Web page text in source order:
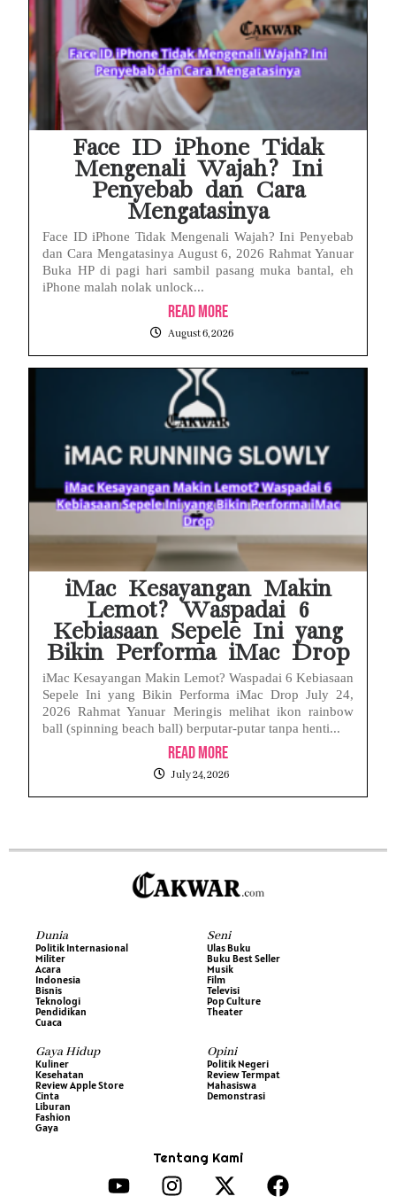
Face ID iPhone Tidak
Mengenali Wajah? Ini
Penyebab dan Cara
Mengatasinya
Face ID iPhone Tidak Mengenali Wajah? Ini Penyebab
dan Cara Mengatasinya August 6, 2026 Rahmat Yanuar
Buka HP di pagi hari sambil pasang muka bantal, eh
iPhone malah nolak unlock...
Read More
August 6, 2026
iMac Kesayangan Makin
Lemot? Waspadai 6
Kebiasaan Sepele Ini yang
Bikin Performa iMac Drop
iMac Kesayangan Makin Lemot? Waspadai 6 Kebiasaan
Sepele Ini yang Bikin Performa iMac Drop July 24,
2026 Rahmat Yanuar Meringis melihat ikon rainbow
ball (spinning beach ball) berputar-putar tanpa henti...
Read More
July 24, 2026
Dunia
Politik Internasional
Militer
Acara
Indonesia
Bisnis
Teknologi
Pendidikan
Cuaca
Seni
Ulas Buku
Buku Best Seller
Musik
Film
Televisi
Pop Culture
Theater
Gaya Hidup
Kuliner
Kesehatan
Review Apple Store
Cinta
Liburan
Fashion
Gaya
Opini
Politik Negeri
Review Termpat
Mahasiswa
Demonstrasi
Tentang Kami